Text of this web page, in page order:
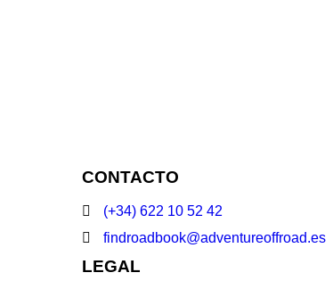
CONTACTO
(+34) 622 10 52 42
findroadbook@adventureoffroad.es
LEGAL